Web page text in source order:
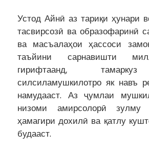
Устод Айнӣ аз тариқи ҳунари
тасвирсозӣ ва образофаринӣ
ва масъалаҳои ҳассоси
таъйини сарнавишти
гирифтаанд,
силсиламушкилотро як навъ
намудааст. Аз ҷумлаи
низоми амирсолорӣ зулму
ҳамагири дохилӣ ва қатлу
будааст.